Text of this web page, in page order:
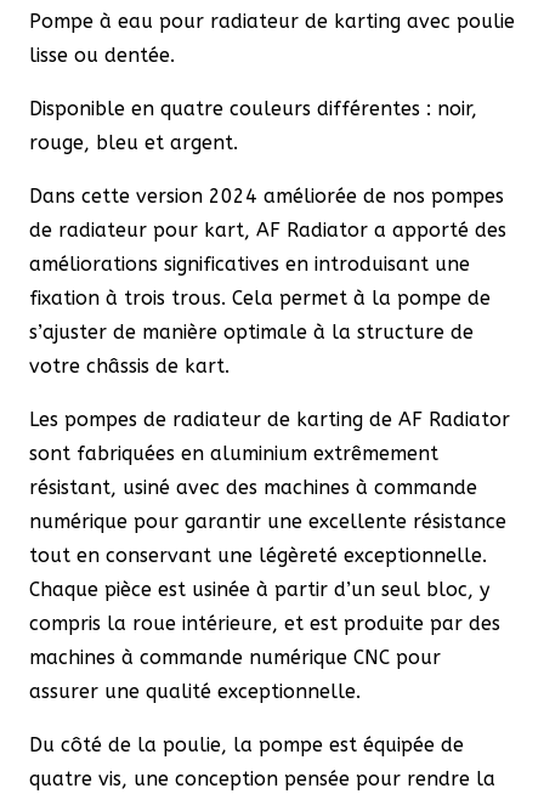
pour
radiateur
karting
-
AF
Radiator
Pompe à eau pour radiateur de karting avec poulie
lisse ou dentée.
Disponible en quatre couleurs différentes : noir,
rouge, bleu et argent.
Dans cette version 2024 améliorée de nos pompes
de radiateur pour kart, AF Radiator a apporté des
améliorations significatives en introduisant une
fixation à trois trous. Cela permet à la pompe de
s’ajuster de manière optimale à la structure de
votre châssis de kart.
Les pompes de radiateur de karting de AF Radiator
sont fabriquées en aluminium extrêmement
résistant, usiné avec des machines à commande
numérique pour garantir une excellente résistance
tout en conservant une légèreté exceptionnelle.
Chaque pièce est usinée à partir d’un seul bloc, y
compris la roue intérieure, et est produite par des
machines à commande numérique CNC pour
assurer une qualité exceptionnelle.
Du côté de la poulie, la pompe est équipée de
quatre vis, une conception pensée pour rendre la